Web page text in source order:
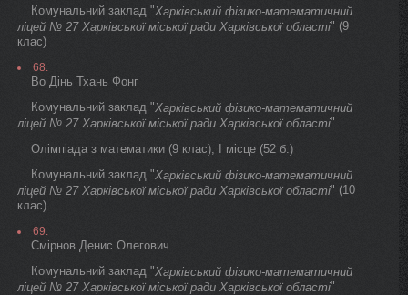
Комунальний заклад "Харківський фізико-математичний
ліцей № 27 Харківської міської ради Харківської області" (9
клас)
68.
Во Дінь Тхань Фонг
Комунальний заклад "Харківський фізико-математичний
ліцей № 27 Харківської міської ради Харківської області"
Олімпіада з математики (9 клас), I місце (52 б.)
Комунальний заклад "Харківський фізико-математичний
ліцей № 27 Харківської міської ради Харківської області" (10
клас)
69.
Смірнов Денис Олегович
Комунальний заклад "Харківський фізико-математичний
ліцей № 27 Харківської міської ради Харківської області"